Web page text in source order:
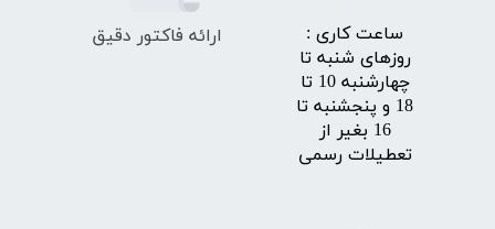
​ساعت کاری :
روزهای شنبه تا
چهارشنبه 10 تا
18 و پنجشنبه تا
16 بغیر از
تعطیلات رسمی
ارائه فاکتور دقیق